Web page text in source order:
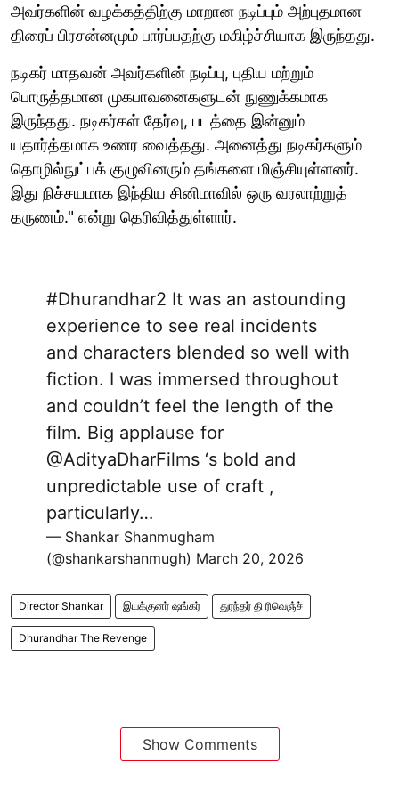
அவர்களின் வழக்கத்திற்கு மாறான நடிப்பும் அற்புதமான
திரைப் பிரசன்னமும் பார்ப்பதற்கு மகிழ்ச்சியாக இருந்தது.
நடிகர் மாதவன் அவர்களின் நடிப்பு, புதிய மற்றும்
பொருத்தமான முகபாவனைகளுடன் நுணுக்கமாக
இருந்தது. நடிகர்கள் தேர்வு, படத்தை இன்னும்
யதார்த்தமாக உணர வைத்தது. அனைத்து நடிகர்களும்
தொழில்நுட்பக் குழுவினரும் தங்களை மிஞ்சியுள்ளனர்.
இது நிச்சயமாக இந்திய சினிமாவில் ஒரு வரலாற்றுத்
தருணம்." என்று தெரிவித்துள்ளார்.
#Dhurandhar2 It was an astounding
experience to see real incidents
and characters blended so well with
fiction. I was immersed throughout
and couldn’t feel the length of the
film. Big applause for
@AdityaDharFilms ‘s bold and
unpredictable use of craft ,
particularly…
— Shankar Shanmugham
(@shankarshanmugh) March 20, 2026
Director Shankar இயக்குனர் ஷங்கர் துரந்தர் தி ரிவெஞ்ச்
Dhurandhar The Revenge
Show Comments